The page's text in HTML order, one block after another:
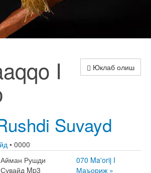
Юклаб олиш
I
Suvayd
• 0000
Айман Рушди
Сувайд Mp3
070 Ma'orij I
Маъориж »